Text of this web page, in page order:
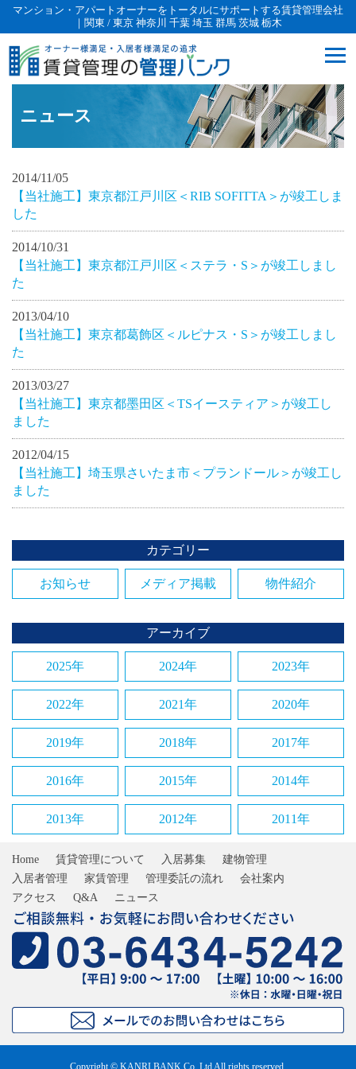
マンション・アパートオーナーをトータルにサポートする賃貸管理会社
｜関東 / 東京 神奈川 千葉 埼玉 群馬 茨城 栃木
ニュース
2014/11/05
【当社施工】東京都江戸川区＜RIB SOFITTA＞が竣工しま
した
2014/10/31
【当社施工】東京都江戸川区＜ステラ・S＞が竣工しまし
た
2013/04/10
【当社施工】東京都葛飾区＜ルピナス・S＞が竣工しまし
た
2013/03/27
【当社施工】東京都墨田区＜TSイースティア＞が竣工し
ました
2012/04/15
【当社施工】埼玉県さいたま市＜プランドール＞が竣工し
ました
カテゴリー
お知らせ メディア掲載 物件紹介
アーカイブ
2025年 2024年 2023年
2022年 2021年 2020年
2019年 2018年 2017年
2016年 2015年 2014年
2013年 2012年 2011年
Home 賃貸管理について 入居募集
建物管理
入居者管理
家賃管理 管理委託の流れ
会社案内
アクセス
Q&A ニュース
Copyright © KANRI BANK Co.,Ltd All rights reserved.